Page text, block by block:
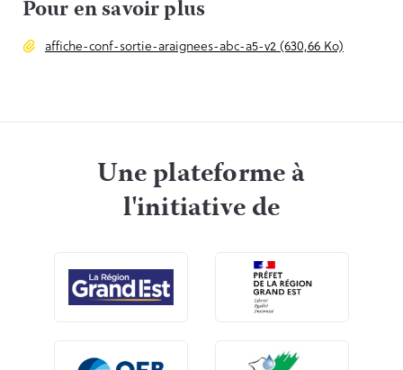
Pour en savoir plus
affiche-conf-sortie-araignees-abc-a5-v2 (630,66 Ko)
Une plateforme à
l'initiative de